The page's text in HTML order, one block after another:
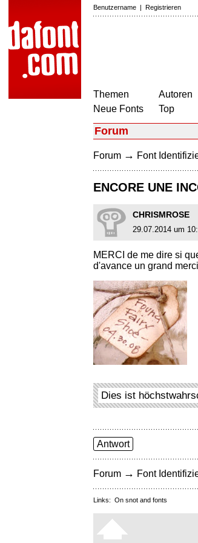
Benutzername | Registrieren
Themen
Neue Fonts
Autoren
Top
Forum
Forum → Font
ENCORE UNE
CHRISMROSE
29.07.2014 um
MERCI de me dire si
d'avance un grand merci
Dies ist
Antwort
Forum → Font
Links: On snot and fonts